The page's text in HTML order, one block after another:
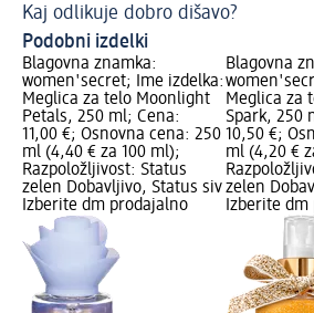
Kaj odlikuje dobro dišavo?
Podobni izdelki
Blagovna znamka:
women'secret; Ime izdelka:
Meglica za telo Moonlight
Petals, 250 ml; Cena:
11,00 €; Osnovna cena: 250
ml (4,40 € za 100 ml);
Razpoložljivost: Status
zelen Dobavljivo, Status siv
Izberite dm prodajalno
Blagovna
Meglica za
Spark, 250
10,50 €;
ml (4,20 €
zelen
Izberite